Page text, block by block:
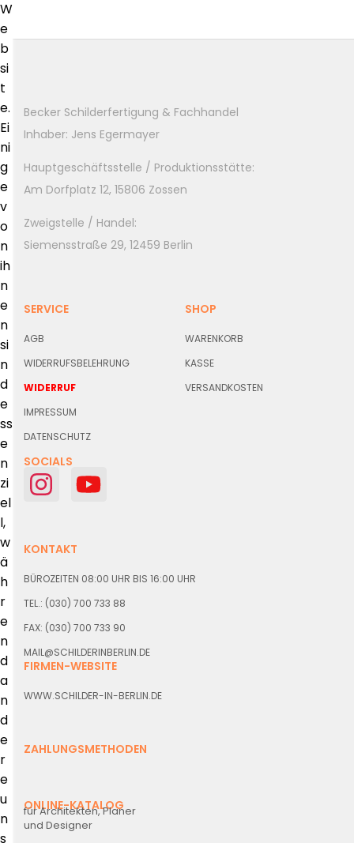
Becker Schilderfertigung & Fachhandel
Inhaber: Jens Egermayer
Hauptgeschäftsstelle / Produktionsstätte:
Am Dorfplatz 12, 15806 Zossen
Zweigstelle / Handel:
Siemensstraße 29, 12459 Berlin
SERVICE
AGB
WIDERRUFSBELEHRUNG
WIDERRUF
IMPRESSUM
DATENSCHUTZ
SOCIALS
SHOP
WARENKORB
KASSE
VERSANDKOSTEN
KONTAKT
BÜROZEITEN 08:00 UHR BIS 16:00 UHR
TEL.: (030) 700 733 88
FAX: (030) 700 733 90
MAIL@SCHILDERINBERLIN.DE
FIRMEN-WEBSITE
WWW.SCHILDER-IN-BERLIN.DE
ZAHLUNGSMETHODEN
ONLINE-KATALOG
für Architekten, Planer
und Designer
W
e
b
si
t
e.
Ei
ni
g
e
v
o
n
ih
n
e
n
si
n
d
e
ss
e
n
zi
el
l,
w
ä
h
r
e
n
d
a
n
d
e
r
e
u
n
s